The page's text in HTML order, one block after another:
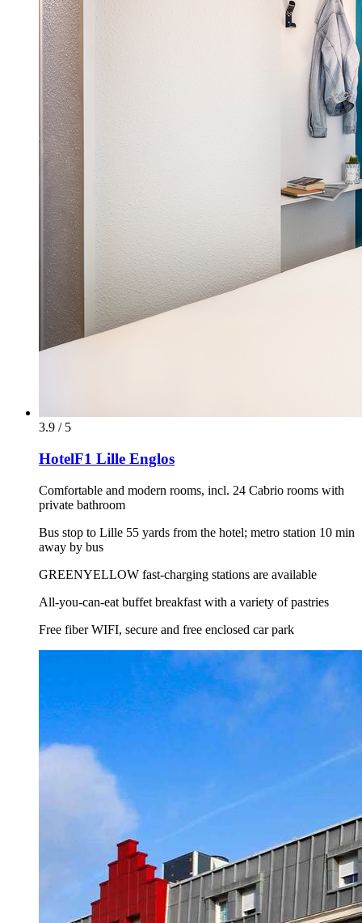
3.9 / 5
HotelF1 Lille Englos
Comfortable and modern rooms, incl. 24 Cabrio rooms with
private bathroom
Bus stop to Lille 55 yards from the hotel; metro station 10 min
away by bus
GREENYELLOW fast-charging stations are available
All-you-can-eat buffet breakfast with a variety of pastries
Free fiber WIFI, secure and free enclosed car park